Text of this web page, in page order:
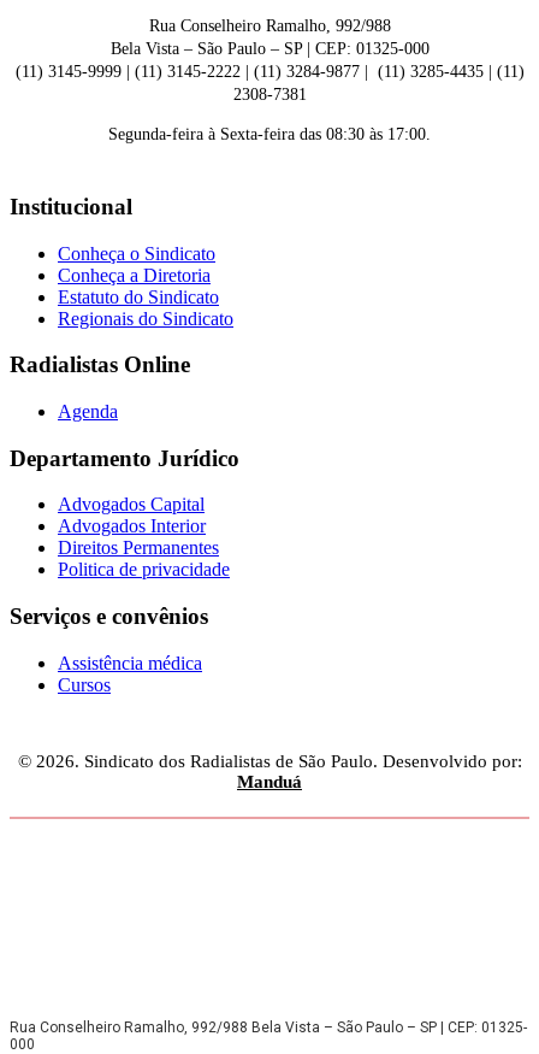
Rua Conselheiro Ramalho, 992/988
Bela Vista – São Paulo – SP | CEP: 01325-000
(11) 3145-9999 | (11) 3145-2222 | (11) 3284-9877 | (11) 3285-4435 | (11)
2308-7381
Segunda-feira à Sexta-feira das 08:30 às 17:00.
Institucional
Conheça o Sindicato
Conheça a Diretoria
Estatuto do Sindicato
Regionais do Sindicato
Radialistas Online
Agenda
Departamento Jurídico
Advogados Capital
Advogados Interior
Direitos Permanentes
Politica de privacidade
Serviços e convênios
Assistência médica
Cursos
© 2026. Sindicato dos Radialistas de São Paulo. Desenvolvido por:
Manduá
Rua Conselheiro Ramalho, 992/988 Bela Vista – São Paulo – SP | CEP: 01325-
000